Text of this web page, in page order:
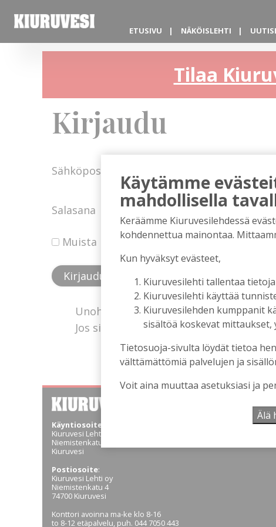
ETUSIVU
NÄKÖISLEHTI
Tilaa
Kirjaudu
Sähköposti
Salasana
Muista minut
Unohtuiko salasana?
Jos sinulla ei ole vielä tunnusta, hanki
Käyntiosoite
Kiuruvesi Lehti oy
Niemistenkatu 4
Kiuruvesi
Postiosoite:
Kiuruvesi Lehti oy
Niemistenkatu 4
74700 Kiuruvesi
Konttori avoinna ma-ke klo 8-16
to 8-12 etäpalvelu, puh. 044 7050 443
Käytämme
mahdollisella
Keräämme Kiuruvesilehdessä
kohdennettua mainontaa.
Kun hyväksyt evästeet,
Kiuruvesilehti tallentaa
Kiuruvesilehti käyttää
Kiuruvesilehden kumppanit
sisältöä koskevat
Tietosuoja-sivulta löydät tietoa
välttämättömiä palvelujen ja
Voit aina muuttaa asetuksiasi ja
Älä